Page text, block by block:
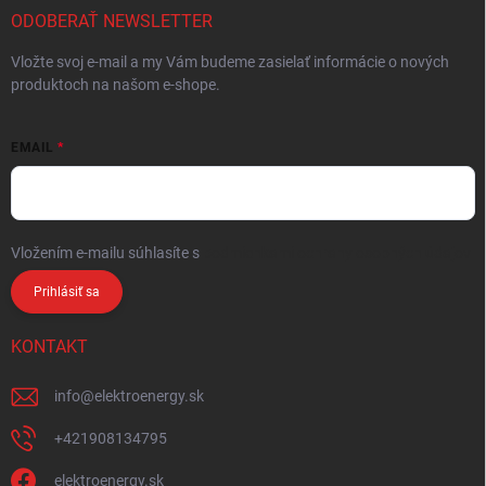
ODOBERAŤ NEWSLETTER
Vložte svoj e-mail a my Vám budeme zasielať informácie o nových
produktoch na našom e-shope.
EMAIL
Vložením e-mailu súhlasíte s
Prihlásiť sa
KONTAKT
info@elektroenergy.sk
+421908134795
elektroenergy.sk